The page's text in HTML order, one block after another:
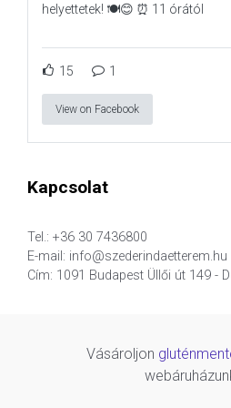
helyettetek! 🍽️😊 ⏰ 11 órától
15 1
View on Facebook
Kapcsolat
Tel.: +36 30 7436800
E-mail: info@szederindaetterem.hu
Cím: 1091 Budapest Üllői út 149 -
Vásároljon